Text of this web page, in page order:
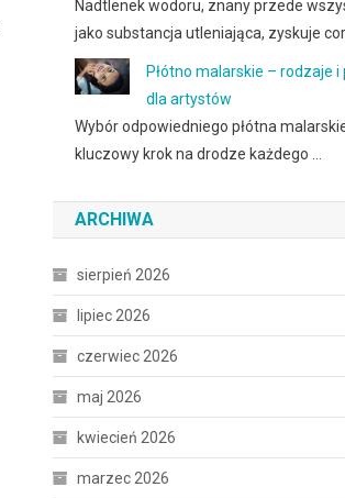
Nadtlenek wodoru, znany przede
jako substancja utleniająca, zyskuje
Płótno malarskie – rodzaje i
dla artystów
Wybór odpowiedniego płótna
kluczowy krok na drodze każdego …
ARCHIWA
sierpień 2026
lipiec 2026
czerwiec 2026
maj 2026
kwiecień 2026
marzec 2026